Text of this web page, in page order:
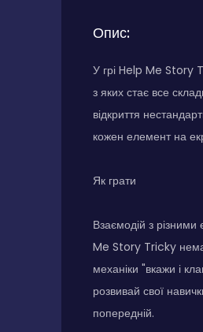
Опис:
У грі Help Me Story
з яких стає все
відкриття
кожен елемент на
Як грати
Взаємодій з
Me Story Tricky
механіки "вкажи і
розвивай свої
попередній.